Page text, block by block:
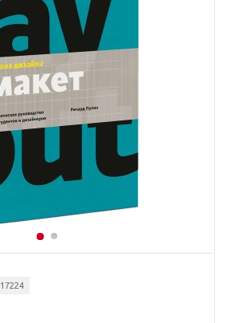
17224